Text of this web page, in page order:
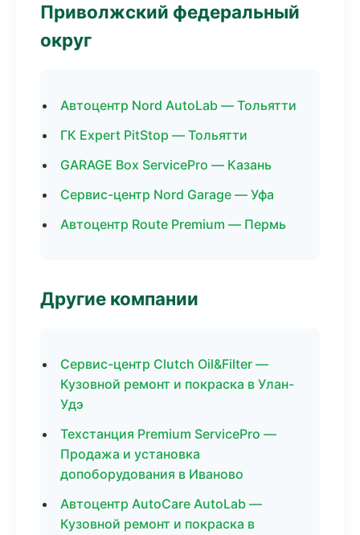
Приволжский федеральный
округ
Автоцентр Nord AutoLab — Тольятти
ГК Expert PitStop — Тольятти
GARAGE Box ServicePro — Казань
Сервис-центр Nord Garage — Уфа
Автоцентр Route Premium — Пермь
Другие компании
Сервис-центр Clutch Oil&Filter —
Кузовной ремонт и покраска в Улан-
Удэ
Техстанция Premium ServicePro —
Продажа и установка
допоборудования в Иваново
Автоцентр AutoCare AutoLab —
Кузовной ремонт и покраска в